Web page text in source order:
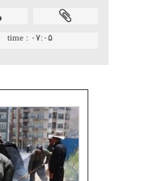
time : ۰۷:۰۵